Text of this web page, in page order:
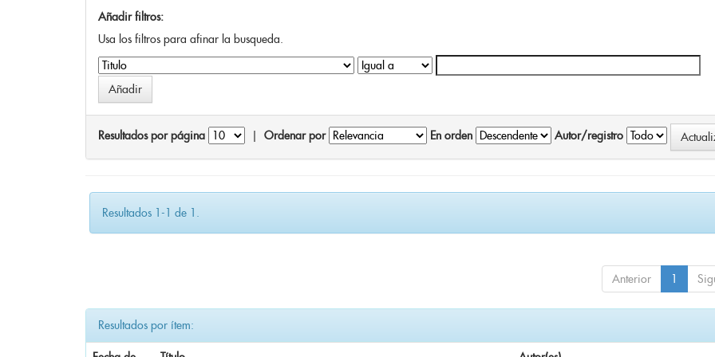
Añadir filtros:
Usa los filtros para afinar la busqueda.
Resultados por página Ordenar por En orden Autor/registro
Resultados 1-1 de 1.
Anterior 1
Resultados por ítem: